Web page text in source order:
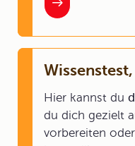
Hier kannst du
du dich gezielt
vorbereiten